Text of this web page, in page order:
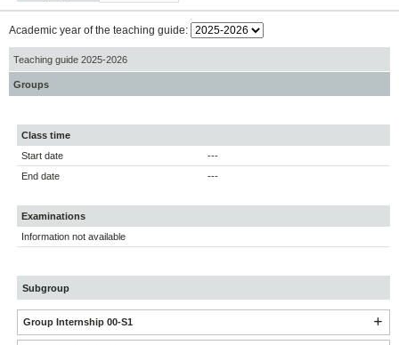
Academic year of the teaching guide:
Teaching guide 2025-2026
Groups
Class time
Start date
---
End date
---
Examinations
Information not available
Subgroup
Group Internship 00-S1